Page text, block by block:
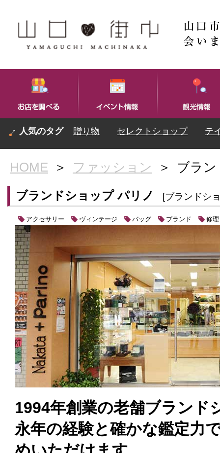
贈り物 セレクトショップ テ
HOME ＞ ファッション ＞ ブラ
ブランドショップ パリノ [ブランドシ
アクセサリー ヴィンテージ バッグ ブランド 修理
1994年創業の老舗ブランド
永年の経験と確かな鑑定力